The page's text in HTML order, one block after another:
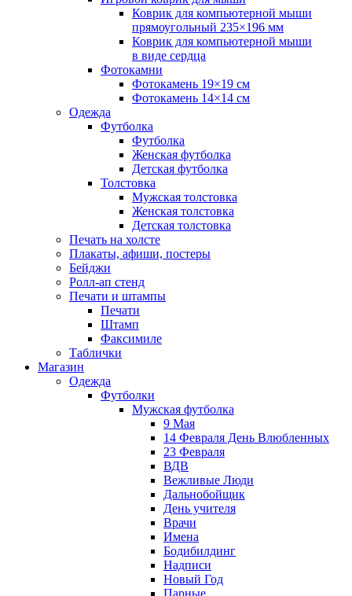
Коврик для компьютерной мыши
прямоугольный 235×196 мм
Коврик для компьютерной мыши
в виде сердца
Фотокамни
Фотокамень 19×19 см
Фотокамень 14×14 см
Одежда
Футболка
Футболка
Женская футболка
Детская футболка
Толстовка
Мужская толстовка
Женская толстовка
Детская толстовка
Печать на холсте
Плакаты, афиши, постеры
Бейджи
Ролл-ап стенд
Печати и штампы
Печати
Штамп
Факсимиле
Таблички
Магазин
Одежда
Футболки
Мужская футболка
9 Мая
14 Февраля День Влюбленных
23 Февраля
ВДВ
Вежливые Люди
Дальнобойщик
День учителя
Врачи
Имена
Бодибилдинг
Надписи
Новый Год
Парные